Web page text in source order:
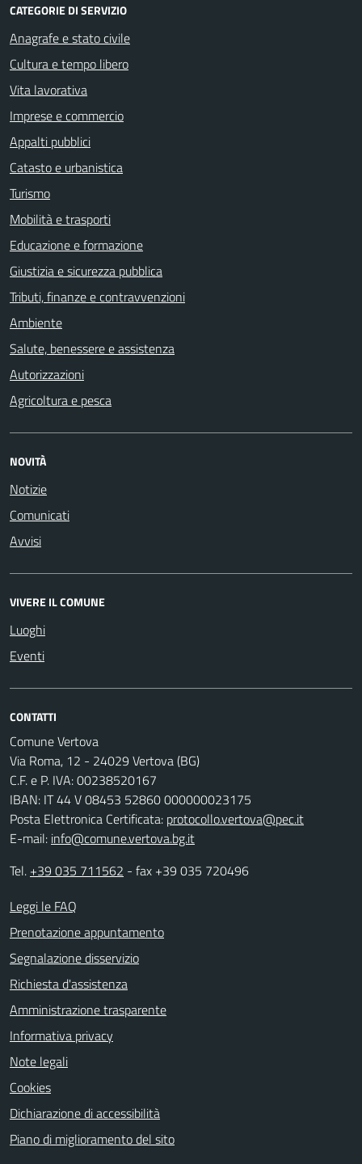
CATEGORIE DI SERVIZIO
Anagrafe e stato civile
Cultura e tempo libero
Vita lavorativa
Imprese e commercio
Appalti pubblici
Catasto e urbanistica
Turismo
Mobilità e trasporti
Educazione e formazione
Giustizia e sicurezza pubblica
Tributi, finanze e contravvenzioni
Ambiente
Salute, benessere e assistenza
Autorizzazioni
Agricoltura e pesca
NOVITÀ
Notizie
Comunicati
Avvisi
VIVERE IL COMUNE
Luoghi
Eventi
CONTATTI
Comune Vertova
Via Roma, 12 - 24029 Vertova (BG)
C.F. e P. IVA: 00238520167
IBAN: IT 44 V 08453 52860 000000023175
Posta Elettronica Certificata: protocollo.vertova@pec.it
E-mail: info@comune.vertova.bg.it
Tel. +39 035 711562 - fax +39 035 720496
Leggi le FAQ
Prenotazione appuntamento
Segnalazione disservizio
Richiesta d'assistenza
Amministrazione trasparente
Informativa privacy
Note legali
Cookies
Dichiarazione di accessibilità
Piano di miglioramento del sito